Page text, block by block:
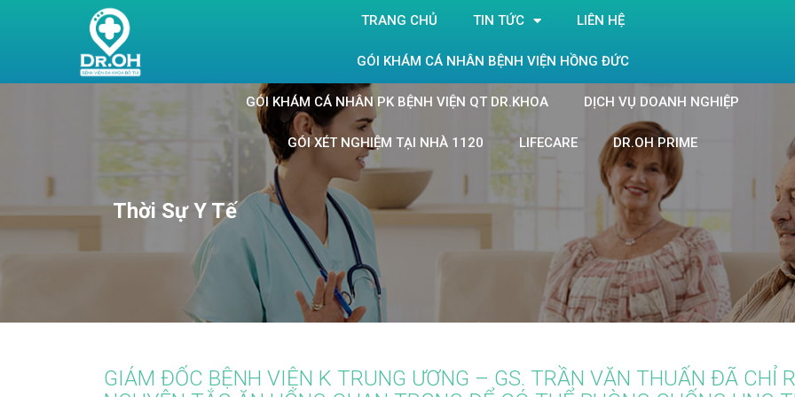
TRANG CHỦ TIN TỨC LIÊN HỆ
GÓI KHÁM CÁ NHÂN BỆNH VIỆN HỒNG ĐỨC
GÓI KHÁM CÁ NHÂN PK BỆNH VIỆN QT DR.KHOA DỊCH VỤ DOANH NGHIỆP
GÓI XÉT NGHIỆM TẠI NHÀ 1120 LIFECARE DR.OH PRIME
Thời Sự Y Tế
GIÁM ĐỐC BỆNH VIỆN K TRUNG ƯƠNG – GS. TRẦN VĂN THUẤN ĐÃ CHỈ